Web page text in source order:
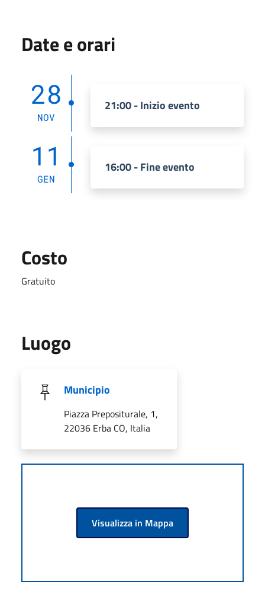
Date e orari
28
NOV
21:00 - Inizio evento
11
GEN
16:00 - Fine evento
Costo
Gratuito
Luogo
Municipio
Piazza Prepositurale, 1,
22036 Erba CO, Italia
Visualizza in Mappa